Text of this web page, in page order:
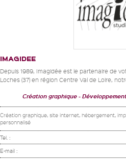
IMAGIDEE
Depuis 1989, Imagidée est le partenaire de
Loches (37) en région Centre Val de Loire,
Création graphique
Création graphique, site internet, hébergement,
personnalisé
Tel. :
E-mail :